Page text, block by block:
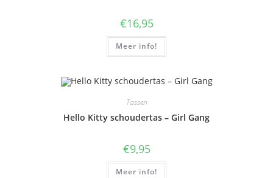
€16,95
Meer info!
Tassen
Hello Kitty schoudertas – Girl Gang
€9,95
Meer info!